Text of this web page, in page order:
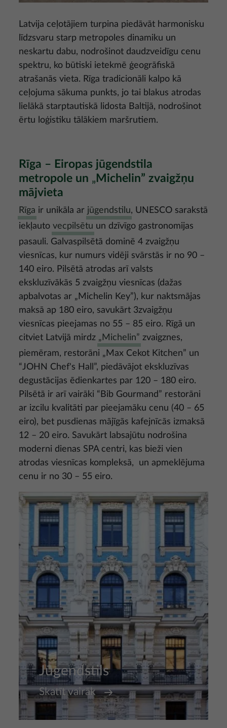
Latvija ceļotājiem turpina piedāvāt harmonisku
līdzsvaru starp metropoles dinamiku un
neskartu dabu, nodrošinot daudzveidīgu cenu
spektru, ko būtiski ietekmē ģeogrāfiskā
atrašanās vieta. Rīga tradicionāli kalpo kā
ceļojuma sākuma punkts, jo tai blakus atrodas
lielākā starptautiskā lidosta Baltijā, nodrošinot
ērtu loģistiku tālākiem maršrutiem.
Rīga – Eiropas jūgendstila
metropole un „ Michelin” zvaigžņu
mājvieta
Rīga ir unikāla ar jūgendstilu, UNESCO sarakstā
iekļauto vecpilsētu un dzīvīgo gastronomijas
pasauli. Galvaspilsētā dominē 4 zvaigžņu
viesnīcas, kur numurs vidēji svārstās ir no 90 –
140 eiro. Pilsētā atrodas arī valsts
ekskluzīvākās 5 zvaigžņu viesnīcas (dažas
apbalvotas ar „Michelin Key”), kur naktsmājas
maksā ap 180 eiro, savukārt 3zvaigžņu
viesnīcas pieejamas no 55 – 85 eiro. Rīgā un
citviet Latvijā mirdz „Michelin” zvaigznes,
piemēram, restorāni „Max Cekot Kitchen” un
“JOHN Chef's Hall”, piedāvājot ekskluzīvas
degustācijas ēdienkartes par 120 – 180 eiro.
Pilsētā ir arī vairāki “Bib Gourmand” restorāni
ar izcilu kvalitāti par pieejamāku cenu (40 – 65
eiro), bet pusdienas mājīgās kafejnīcās izmaksā
12 – 20 eiro. Savukārt labsajūtu nodrošina
moderni dienas SPA centri, kas bieži vien
atrodas viesnīcas kompleksā, un apmeklējuma
cenu ir no 30 – 55 eiro.
Jūgendstils
Attēls
Skatīt vairāk